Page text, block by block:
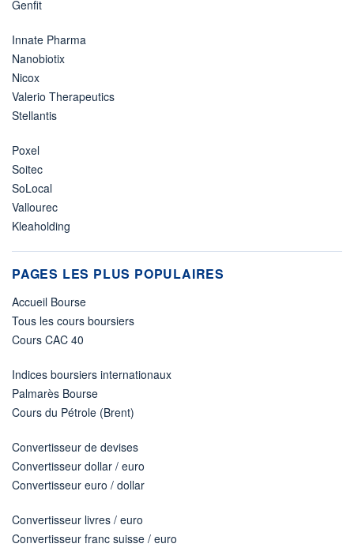
Genfit
Innate Pharma
Nanobiotix
Nicox
Valerio Therapeutics
Stellantis
Poxel
Soitec
SoLocal
Vallourec
Kleaholding
PAGES LES PLUS POPULAIRES
Accueil Bourse
Tous les cours boursiers
Cours CAC 40
Indices boursiers internationaux
Palmarès Bourse
Cours du Pétrole (Brent)
Convertisseur de devises
Convertisseur dollar / euro
Convertisseur euro / dollar
Convertisseur livres / euro
Convertisseur franc suisse / euro